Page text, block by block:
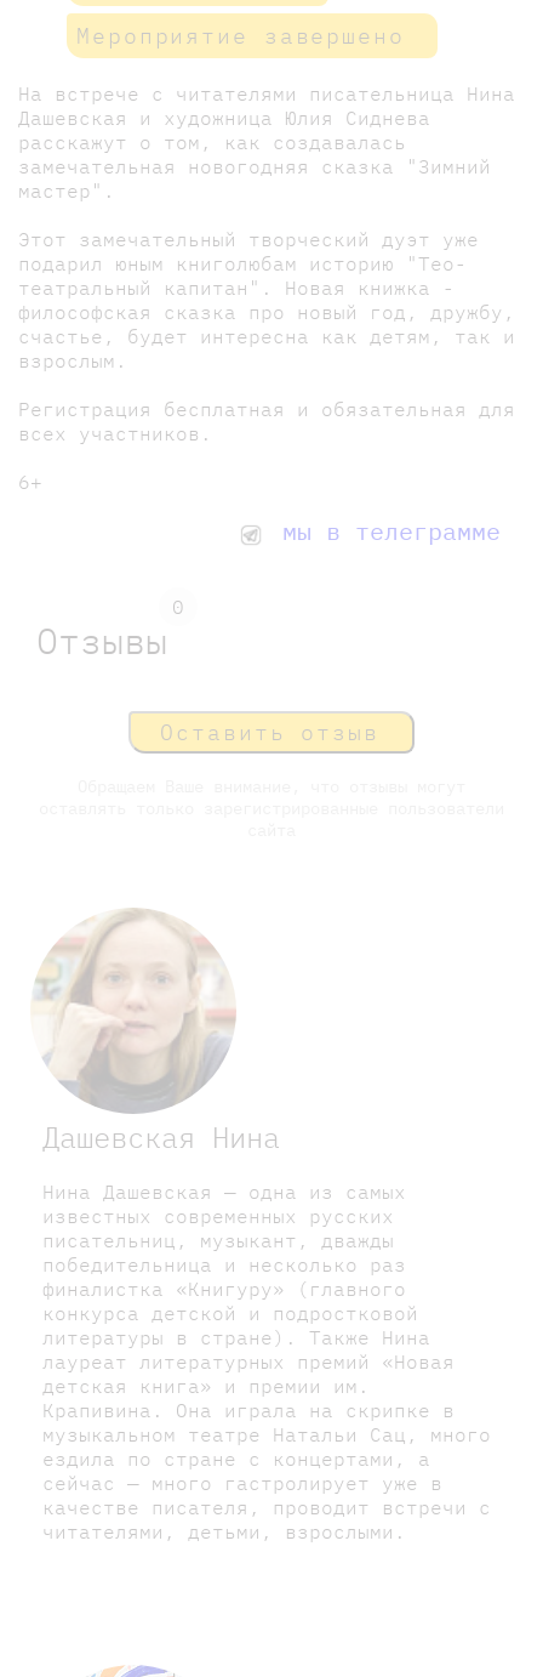
Мероприятие завершено
На встрече с читателями писательница Нина
Дашевская и художница Юлия Сиднева
расскажут о том, как создавалась
замечательная новогодняя сказка "Зимний
мастер".
Этот замечательный творческий дуэт уже
подарил юным книголюбам историю "Тео-
театральный капитан". Новая книжка -
философская сказка про новый год, дружбу,
счастье, будет интересна как детям, так и
взрослым.
Регистрация бесплатная и обязательная для
всех участников.
6+
мы в телеграмме
Отзывы
0
Оставить отзыв
Дашевская Нина
Нина Дашевская — одна из самых
известных современных русских
писательниц, музыкант, дважды
победительница и несколько раз
финалистка «Книгуру» (главного
конкурса детской и подростковой
литературы в стране). Также Нина
лауреат литературных премий «Новая
детская книга» и премии им.
Крапивина. Она играла на скрипке в
музыкальном театре Натальи Сац, много
ездила по стране с концертами, а
сейчас — много гастролирует уже в
качестве писателя, проводит встречи с
читателями, детьми, взрослыми.